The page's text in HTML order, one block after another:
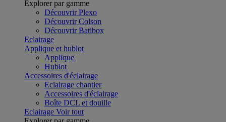
Explorer par gamme
Découvrir Plexo
Découvrir Colson
Découvrir Batibox
Eclairage
Applique et hublot
Applique
Hublot
Accessoires d'éclairage
Eclairage chantier
Accessoires d'éclairage
Boîte DCL et douille
Eclairage Voir tout